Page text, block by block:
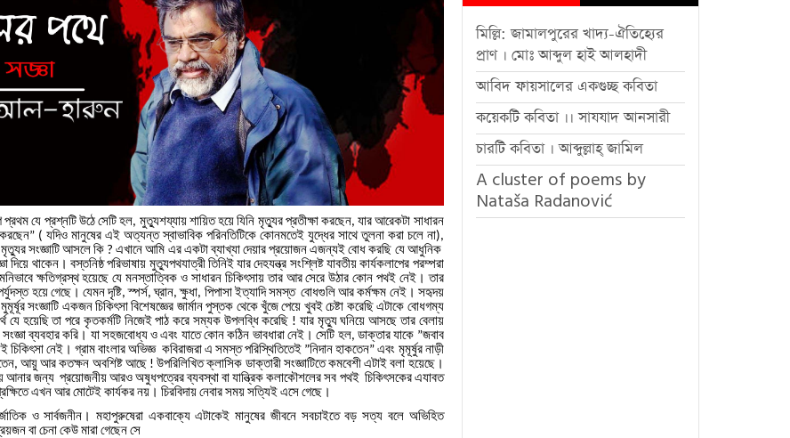
প্রথম যে প্রশ্নটি উঠে সেটি হল, মুত্যুশয্যায় শায়িত হয়ে যিনি মৃত্যুর প্রতীক্ষা করছেন,যার আরেকটা সাধারন
করছেন” ( যদিও মানুষের এই অত্যন্ত স্বাভাবিক পরিনতিটিকে কোনমতেই যুদ্ধের সাথে তুলনা করা চলে না),
মৃত্যুর সংজ্ঞাটি আসলেকি ?এখানে আমি এর একটাব্যাখ্যা দেয়ারপ্রয়োজনএজন্যই বোধ করছি যে আধুনিক
দিয়ে থাকেন। বস্তনিষ্ঠ পরিভাষায় মুত্যুপথযাত্রী তিনিই যার দেহযন্ত্র সংশ্লিষ্ট যাবতীয় কার্যকলাপের পরম্পরা
ক্ষতিগ্রস্থ হয়েছে যে মনস্তাত্বিক ও সাধারন চিকিৎসায় তার আর সেরে উঠার কোন পথই নেই। তার
হয়ে গেছে। যেমনদৃষ্টি,স্পর্স,ঘ্রান,ক্ষুধা, পিপাসাইত্যাদি সমস্ত বোধগুলি আর কর্মক্ষম নেই। সহৃদয়
মুমূর্ষূর সংজ্ঞাটি একজন চিকিৎসা বিশেষজ্ঞের জার্মান পুস্তক থেকে খুঁজে পেয়ে খুবই চেষ্টা করেছি এটাকে বোধগম্য
যে হয়েছি তা পরে কৃতকর্মটি নিজেই পাঠ করে সম্যক উপলব্ধি করেছি ! যার মৃত্যু ঘনিয়ে আসছে তার বেলায়
সংজ্ঞা ব্যবহার করি। যা সহজবোধ্য ও এবং যাতে কোন কঠিন ভাবধারা নেই। সেটি হল, ডাক্তার যাকে ”জবাব
চিকিৎসা নেই। গ্রামবাংলার অভিজ্ঞ কবিরাজরা এ সমস্তপরিস্থিতিতেই”নিদান হাকতেন”এবং মৃমূর্ষুর নাড়ী
,আয়ু আর কতক্ষন অবশিষ্ট আছে!উপরিলিখিত ক্লাসিক ডাক্তারী সংজ্ঞাটিতে কমবেশী এটাই বলা হয়েছে।
আনারজন্য প্রয়োজনীয় আরও অষুধপত্রের ব্যবস্থা বা যান্ত্রিক কলাকৌশলের সব পথই চিকিৎসকের এযাবত
এখনআরমোটেইকার্যকরনয়। চিরবিদায়নেবারসময়সত্যিইএসেগেছে।
ও সার্বজনীন। মহাপুরুষেরা একবাক্যে এটাকেই মানুষের জীবনে সবচাইতে বড় সত্য বলে অভিহিত
বাচেনাকেউমারাগেছেনসে
মিল্লি: জামালপুরের খাদ্য-ঐতিহ্যের
প্রাণ । মোঃ আব্দুল হাই আলহাদী
আবিদ ফায়সালের একগুচ্ছ কবিতা
কয়েকটি কবিতা ।। সাযযাদ আনসারী
চারটি কবিতা । আব্দুল্লাহ্ জামিল
A cluster of poems by
Nataša Radanović